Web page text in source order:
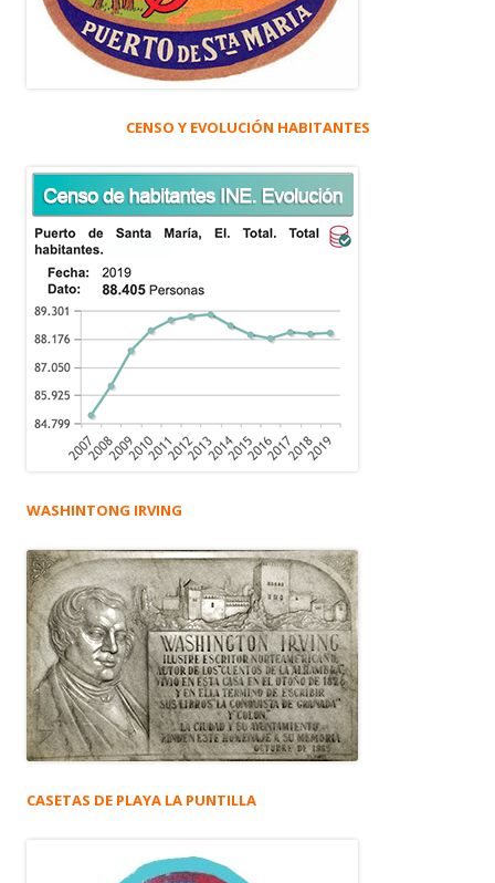
CENSO Y EVOLUCIÓN HABITANTES
WASHINTONG IRVING
CASETAS DE PLAYA LA PUNTILLA